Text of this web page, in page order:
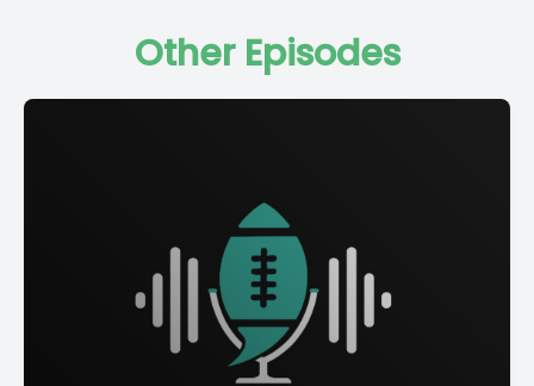
Other Episodes